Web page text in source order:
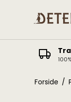
Forside /